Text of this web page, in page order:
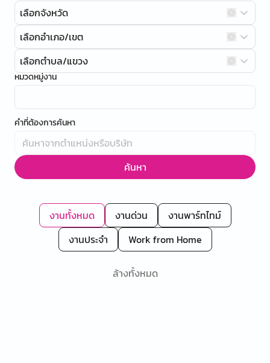
เลือกจังหวัด
เลือกอำเภอ/เขต
เลือกตำบล/แขวง
หมวดหมู่งาน
คำที่ต้องการค้นหา
ค้นหา
งานทั้งหมด งานด่วน
งานพาร์ทไทม์
งานประจำ
Work from Home
ล้างทั้งหมด